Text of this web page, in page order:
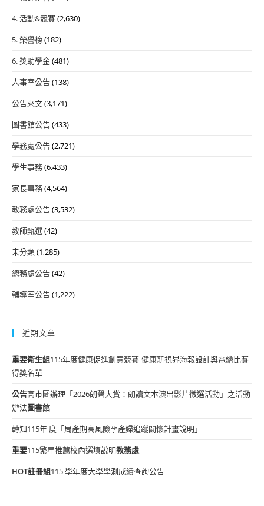
4. 活動&競賽(2,630)
5. 榮譽榜(182)
6. 獎助學金(481)
人事室公告(138)
公告來文(3,171)
圖書館公告(433)
學務處公告(2,721)
學生事務(6,433)
家長事務(4,564)
教務處公告(3,532)
教師甄選(42)
未分類(1,285)
總務處公告(42)
輔導室公告(1,222)
近期文章
重要衛生組115年度健康促進創意競賽-健康新視界海報設計與電繪比賽
得獎名單
公告高市圖辦理「2026朗聲大賞：朗讀文本演出影片徵選活動」之活動
辦法圖書館
轉知115年 度「周產期高風險孕產婦追蹤關懷計畫說明」
重要115繁星推薦校內選填說明教務處
HOT註冊組115 學年度大學學測成績查詢公告